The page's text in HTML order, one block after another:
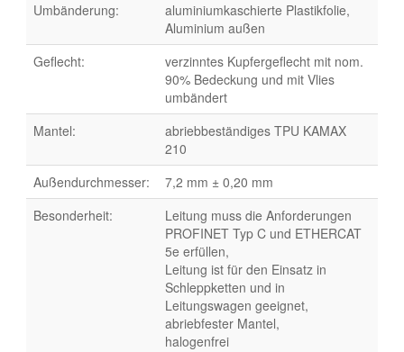
Umbänderung:
aluminiumkaschierte Plastikfolie,
Aluminium außen
Geflecht:
verzinntes Kupfergeflecht mit nom.
90% Bedeckung und mit Vlies
umbändert
Mantel:
abriebbeständiges TPU KAMAX
210
Außendurchmesser:
7,2 mm ± 0,20 mm
Besonderheit:
Leitung muss die Anforderungen
PROFINET Typ C und ETHERCAT
5e erfüllen,
Leitung ist für den Einsatz in
Schleppketten und in
Leitungswagen geeignet,
abriebfester Mantel,
halogenfrei